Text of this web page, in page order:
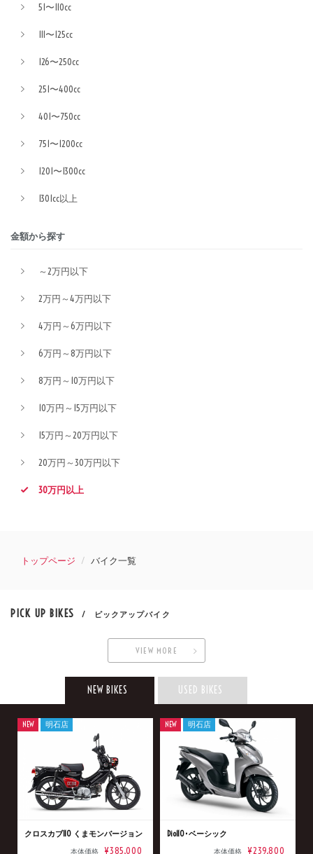
51〜110cc
111〜125cc
126〜250cc
251〜400cc
401〜750cc
751〜1200cc
1201〜1300cc
1301cc以上
金額から探す
～2万円以下
2万円～4万円以下
4万円～6万円以下
6万円～8万円以下
8万円～10万円以下
10万円～15万円以下
15万円～20万円以下
20万円～30万円以下
30万円以上
トップページ バイク一覧
PICK UP BIKES / ピックアップバイク
VIEW MORE
NEW BIKES USED BIKES
クロスカブ110 くまモンバージョン
本体価格 ¥385,000
NEW 明石店
Dio110･ベーシック
本体価格 ¥239,800
NEW 明石店